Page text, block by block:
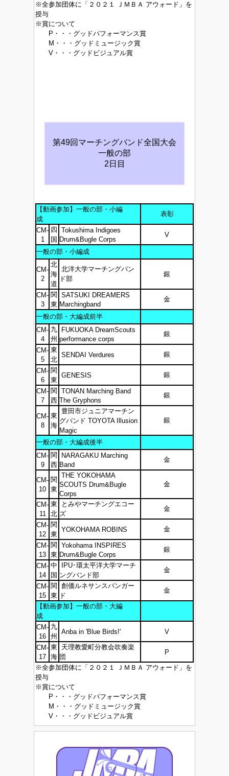
※全参加団体に「２０２１ ＪＭＢＡ アウォード」を
授与
※賞について
P・・・グッドパフォーマンス賞
M・・・グッドミュージック賞
V・・・グッドビジュアル賞
第49回マーチングバンド全国大会
一般の部
2日目
【動画参加】一般の部・小編
成
表彰
CM-
1
四
国
Tokushima Indigoes
Drum&Bugle Corps
V
一般の部・小編成
CM-
2
北
海
道
北洋大学マーチングバン
ド部
銀
CM-
3
関
東
SATSUKI DREAMERS
Marchingband
金
一般の部・大編成前半
CM-
4
九
州
FUKUOKA DreamScouts
performance corps
銀
CM-
5
東
北
SENDAI Verdures 銀
CM-
6
関
東
GENESIS 銀
CM-
7
関
西
TONAN Marching Band
The Gryphons
銀
CM-
8
東
海
豊田市ジュニアマーチン
グバンド TOYOTA Illusion
Magic
銀
一般の部・大編成後半
CM-
9
関
西
NARAGAKU Marching
Band
金
CM-
10
関
東
THE YOKOHAMA
SCOUTS Drum&Bugle
Corps
金
CM-
11
東
北
とみやマーチングエコー
ズ
金
CM-
12
関
東
YOKOHAMA ROBINS 金
CM-
13
関
東
Yokohama INSPIRES
Drum&Bugle Corps
銀
CM-
14
中
国
IPU･環太平洋大学マーチ
ングバンド部
金
CM-
15
関
東
創価ルネサンスバンガー
ド
金
【動画参加】一般の部・大編
成
CM-
16
九
州
Anba in 'Blue Birds!' V
CM-
17
東
海
天理教愛町分教会吹奏楽
団
P
※全参加団体に「２０２１ ＪＭＢＡ アウォード」を
授与
※賞について
P・・・グッドパフォーマンス賞
M・・・グッドミュージック賞
V・・・グッドビジュアル賞